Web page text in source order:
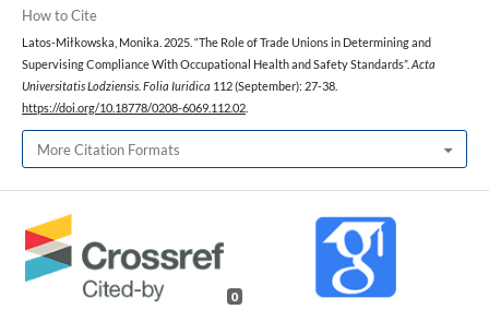
How to Cite
Latos-Miłkowska, Monika. 2025. “The Role of Trade Unions in Determining and
Supervising Compliance With Occupational Health and Safety Standards”. Acta
Universitatis Lodziensis. Folia Iuridica 112 (September): 27-38.
https://doi.org/10.18778/0208-6069.112.02
More Citation Formats
0